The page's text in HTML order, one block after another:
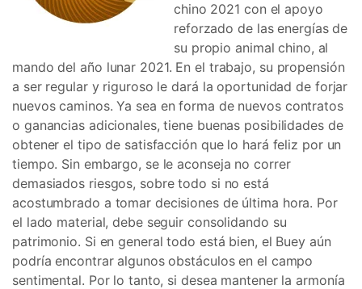
chino 2021 con el apoyo
reforzado de las energías de
su propio animal chino, al
mando del año lunar 2021. En el trabajo, su propensión
a ser regular y riguroso le dará la oportunidad de forjar
nuevos caminos. Ya sea en forma de nuevos contratos
o ganancias adicionales, tiene buenas posibilidades de
obtener el tipo de satisfacción que lo hará feliz por un
tiempo. Sin embargo, se le aconseja no correr
demasiados riesgos, sobre todo si no está
acostumbrado a tomar decisiones de última hora. Por
el lado material, debe seguir consolidando su
patrimonio. Si en general todo está bien, el Buey aún
podría encontrar algunos obstáculos en el campo
sentimental. Por lo tanto, si desea mantener la armonía